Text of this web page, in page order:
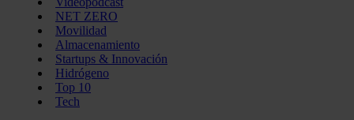
NET ZERO
Movilidad
Almacenamiento
Startups & Innovación
Hidrógeno
Top 10
Tech